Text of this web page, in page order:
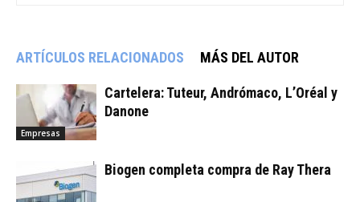
ARTÍCULOS RELACIONADOS MÁS DEL AUTOR
Empresas
Cartelera: Tuteur, Andrómaco, L’Oréal y
Danone
Biogen completa compra de Ray Thera